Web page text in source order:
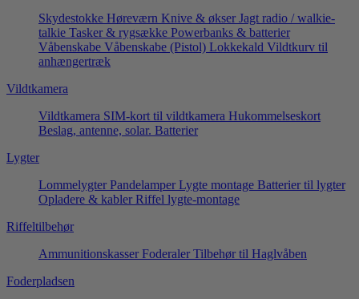
Skydestokke Høreværn Knive & økser Jagt radio / walkie-
talkie Tasker & rygsække Powerbanks & batterier
Våbenskabe Våbenskabe (Pistol) Lokkekald Vildtkurv til
anhængertræk
Vildtkamera
Vildtkamera SIM-kort til vildtkamera Hukommelseskort
Beslag, antenne, solar. Batterier
Lygter
Lommelygter Pandelamper Lygte montage Batterier til lygter
Opladere & kabler Riffel lygte-montage
Riffeltilbehør
Ammunitionskasser Foderaler Tilbehør til Haglvåben
Foderpladsen